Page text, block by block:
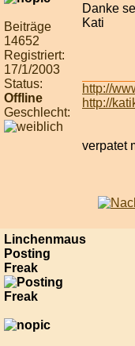
Beiträge
14652
Registriert:
17/1/2003
Status:
Offline
Geschlecht:
Danke
Kati
http://
http://
verpatet
Linchenmaus
Posting
Freak